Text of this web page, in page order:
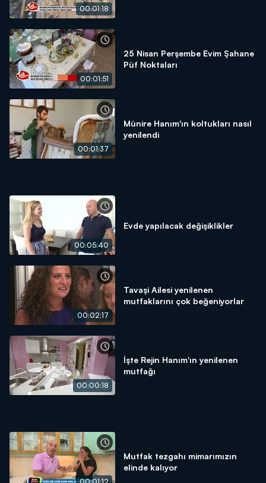
00:01:18
00:01:51
25 Nisan Perşembe Evim Şahane
Püf Noktaları
00:01:37
Münire Hanım'ın koltukları nasıl
yenilendi
00:05:40
Evde yapılacak değişiklikler
00:02:17
Tavaşi Ailesi yenilenen
mutfaklarını çok beğeniyorlar
00:00:18
İşte Rejin Hanım'ın yenilenen
mutfağı
Mutfak tezgahı mimarımızın
elinde kalıyor